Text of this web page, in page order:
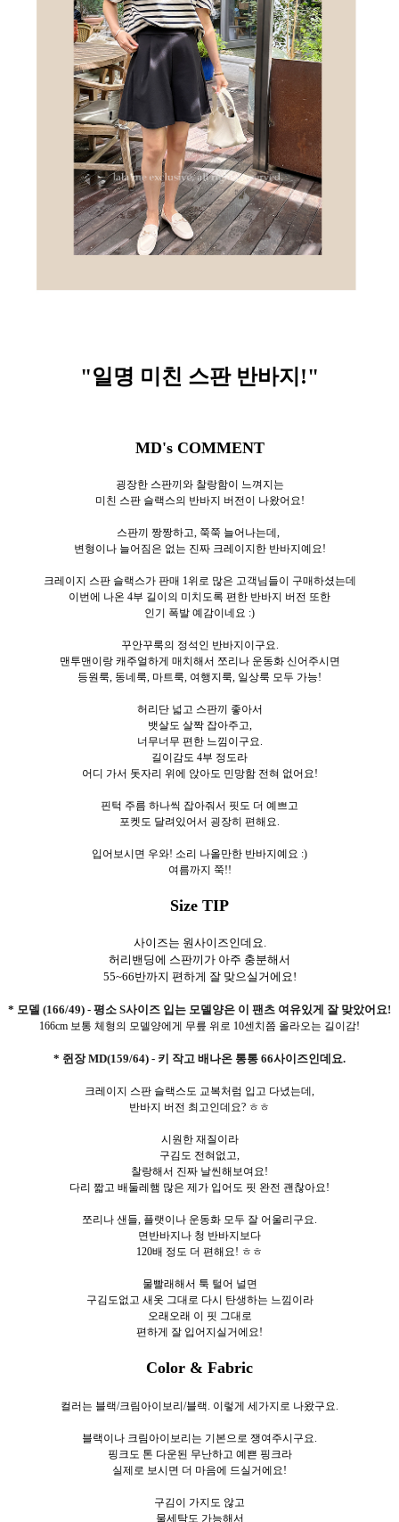
"일명 미친 스판 반바지 !"
MD's COMMENT
굉장한 스판끼와 찰랑함이 느껴지는
미친 스판 슬랙스의 반바지 버전이 나왔어요!
스판끼 짱짱하고, 쭉쭉 늘어나는데,
변형이나 늘어짐은 없는 진짜 크레이지한 반바지예요!
크레이지 스판 슬랙스가 판매 1위로 많은 고객님들이 구매하셨는데
이번에 나온 4부 길이의 미치도록 편한 반바지 버전 또한
인기 폭발 예감이네요 :)
꾸안꾸룩의 정석인 반바지이구요.
맨투맨이랑 캐주얼하게 매치해서 쪼리나 운동화 신어주시면
등원룩, 동네룩, 마트룩, 여행지룩, 일상룩 모두 가능!
허리단 넓고 스판끼 좋아서
뱃살도 살짝 잡아주고,
너무너무 편한 느낌이구요.
길이감도 4부 정도라
어디 가서 돗자리 위에 앉아도 민망함 전혀 없어요!
핀턱 주름 하나씩 잡아줘서 핏도 더 예쁘고
포켓도 달려있어서 굉장히 편해요.
입어보시면 우와! 소리 나올만한 반바지예요 :)
여름까지 쭉!!
Size TIP
사이즈는 원사이즈인데요.
허리밴딩에 스판끼가 아주 충분해서
55~66반까지 편하게 잘 맞으실거에요!
* 모델 (166/49) - 평소 S사이즈 입는 모델양은 이 팬츠 여유있게 잘 맞았어요!
166cm 보통 체형의 모델양에게 무릎 위로 10센치쯤 올라오는 길이감!
* 쥔장 MD(159/64) - 키 작고 배나온 통통 66사이즈인데요.
크레이지 스판 슬랙스도 교복처럼 입고 다녔는데,
반바지 버전 최고인데요? ㅎㅎ
시원한 재질이라
구김도 전혀없고,
찰랑해서 진짜 날씬해보여요!
다리 짧고 배둘레햄 많은 제가 입어도 핏 완전 괜찮아요!
쪼리나 샌들, 플랫이나 운동화 모두 잘 어울리구요.
면반바지나 청 반바지보다
120배 정도 더 편해요! ㅎㅎ
물빨래해서 툭 털어 널면
구김도없고 새옷 그대로 다시 탄생하는 느낌이라
오래오래 이 핏 그대로
편하게 잘 입어지실거에요!
Color & Fabric
컬러는 블랙/크림아이보리/블랙. 이렇게 세 가지로 나왔구요.
블랙이나 크림아이보리는 기본으로 쟁여주시구요.
핑크도 톤 다운된 무난하고 예쁜 핑크라
실제로 보시면 더 마음에 드실거에요!
구김이 가지도 않고
물세탁도 가능해서